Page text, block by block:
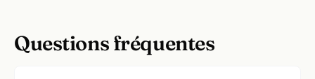
Questions fréquentes